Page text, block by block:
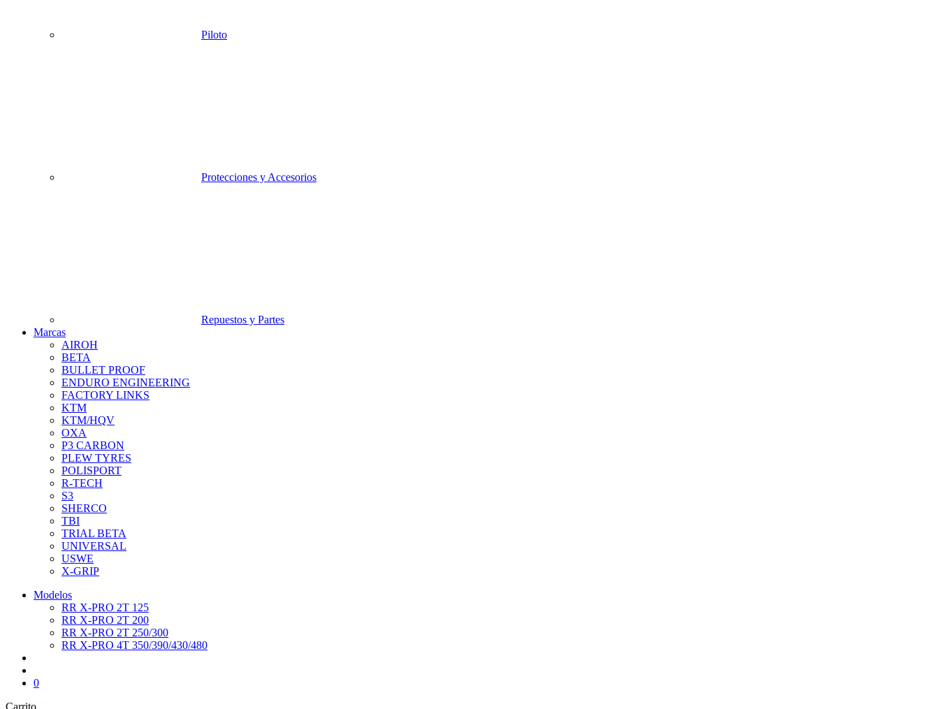
Piloto
Protecciones y Accesorios
Repuestos y Partes
Marcas
AIROH
BETA
BULLET PROOF
ENDURO ENGINEERING
FACTORY LINKS
KTM
KTM/HQV
OXA
P3 CARBON
PLEW TYRES
POLISPORT
R-TECH
S3
SHERCO
TBI
TRIAL BETA
UNIVERSAL
USWE
X-GRIP
Modelos
RR X-PRO 2T 125
RR X-PRO 2T 200
RR X-PRO 2T 250/300
RR X-PRO 4T 350/390/430/480
0
CarritoClose